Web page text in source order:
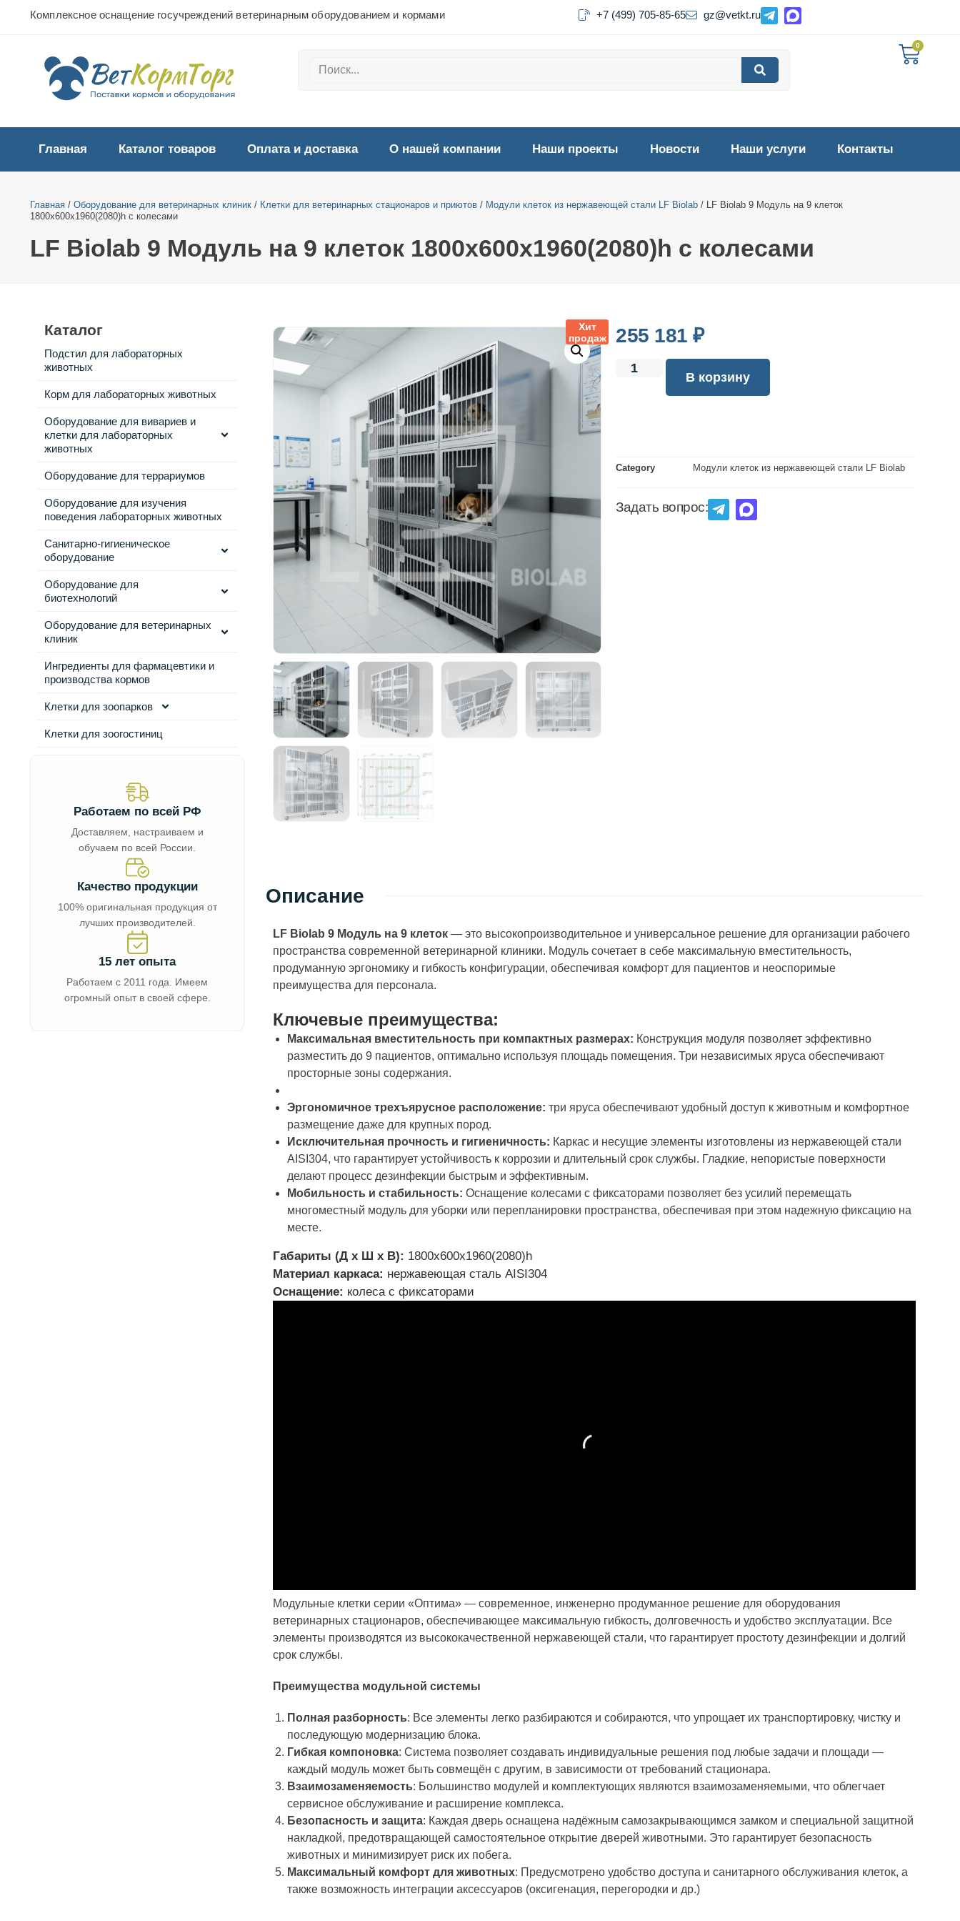
Комплексное оснащение госучреждений ветеринарным оборудованием и кормами +7 (499) 705-85-65 gz@vetkt.ru
0
Главная Каталог товаров Оплата и доставка О нашей компании Наши проекты Новости Наши услуги Контакты
Главная / Оборудование для ветеринарных клиник / Клетки для ветеринарных стационаров и приютов / Модули клеток из нержавеющей стали LF Biolab / LF Biolab 9 Модуль на 9 клеток
1800х600х1960(2080)h с колесами
LF Biolab 9 Модуль на 9 клеток 1800х600х1960(2080)h с колесами
Каталог
Подстил для лабораторных
животных
Корм для лабораторных животных
Оборудование для вивариев и
клетки для лабораторных
животных
Оборудование для террариумов
Оборудование для изучения
поведения лабораторных животных
Санитарно-гигиеническое
оборудование
Оборудование для
биотехнологий
Оборудование для ветеринарных
клиник
Ингредиенты для фармацевтики и
производства кормов
Клетки для зоопарков
Клетки для зоогостиниц
Работаем по всей РФ
Доставляем, настраиваем и
обучаем по всей России.
Качество продукции
100% оригинальная продукция от
лучших производителей.
15 лет опыта
Работаем с 2011 года. Имеем
огромный опыт в своей сфере.
Хит
продаж
255 181₽
В корзину
Category Модули клеток из нержавеющей стали LF Biolab
Задать вопрос:
Описание
LF Biolab 9 Модуль на 9 клеток — это высокопроизводительное и универсальное решение для организации рабочего
пространства современной ветеринарной клиники. Модуль сочетает в себе максимальную вместительность,
продуманную эргономику и гибкость конфигурации, обеспечивая комфорт для пациентов и неоспоримые
преимущества для персонала.
Ключевые преимущества:
Максимальная вместительность при компактных размерах: Конструкция модуля позволяет эффективно
разместить до 9 пациентов, оптимально используя площадь помещения. Три независимых яруса обеспечивают
просторные зоны содержания.
Эргономичное трехъярусное расположение: три яруса обеспечивают удобный доступ к животным и комфортное
размещение даже для крупных пород.
Исключительная прочность и гигиеничность: Каркас и несущие элементы изготовлены из нержавеющей стали
AISI304, что гарантирует устойчивость к коррозии и длительный срок службы. Гладкие, непористые поверхности
делают процесс дезинфекции быстрым и эффективным.
Мобильность и стабильность: Оснащение колесами с фиксаторами позволяет без усилий перемещать
многоместный модуль для уборки или перепланировки пространства, обеспечивая при этом надежную фиксацию на
месте.
Габариты (Д x Ш x В): 1800х600х1960(2080)h
Материал каркаса: нержавеющая сталь AISI304
Оснащение: колеса с фиксаторами
Модульные клетки серии «Оптима» — современное, инженерно продуманное решение для оборудования
ветеринарных стационаров, обеспечивающее максимальную гибкость, долговечность и удобство эксплуатации. Все
элементы производятся из высококачественной нержавеющей стали, что гарантирует простоту дезинфекции и долгий
срок службы.
Преимущества модульной системы
Полная разборность: Все элементы легко разбираются и собираются, что упрощает их транспортировку, чистку и
последующую модернизацию блока.
Гибкая компоновка: Система позволяет создавать индивидуальные решения под любые задачи и площади —
каждый модуль может быть совмещён с другим, в зависимости от требований стационара.
Взаимозаменяемость: Большинство модулей и комплектующих являются взаимозаменяемыми, что облегчает
сервисное обслуживание и расширение комплекса.
Безопасность и защита: Каждая дверь оснащена надёжным самозакрывающимся замком и специальной защитной
накладкой, предотвращающей самостоятельное открытие дверей животными. Это гарантирует безопасность
животных и минимизирует риск их побега.
Максимальный комфорт для животных: Предусмотрено удобство доступа и санитарного обслуживания клеток, а
также возможность интеграции аксессуаров (оксигенация, перегородки и др.)